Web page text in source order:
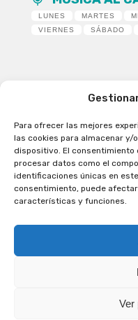
Para ofrecer las mejores
las cookies para almacenar y/
dispositivo. El
procesar datos como el
identificaciones únicas en
consentimiento, puede
características y funciones.
Ver
LUNES MARTES
VIERNES
SÁBADO
Patagual Radio Digital
reservados
la Radio de Verdad
Cobertura
Programación